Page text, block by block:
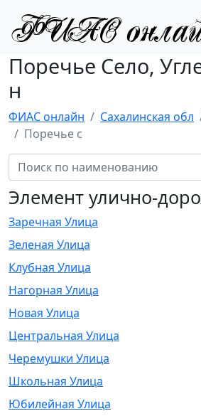
Поречье Село,
н
ФИАС онлайн Сахалинская обл
Поречье с
Элемент улично-
Заречная Улица
Зеленая Улица
Клубная Улица
Нагорная Улица
Новая Улица
Центральная Улица
Черемушки Улица
Школьная Улица
Юбилейная Улица